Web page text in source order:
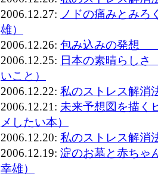
2006.12.27: ノドの痛みとみ
雄）
2006.12.26: 包み込みの発想
2006.12.25: 日本の素晴らし
いこと）
2006.12.22: 私のストレス解消
2006.12.21: 未来予想図を描
メしたい本）
2006.12.20: 私のストレス解消
2006.12.19: 淀のお墓と赤ちゃ
幸雄）